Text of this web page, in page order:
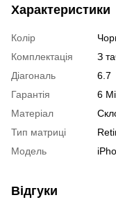
Характеристики
Колір
Комплектація
З
Діагональ
6.7
Гарантія
6
Матеріал
Тип матриці
Модель
Відгуки